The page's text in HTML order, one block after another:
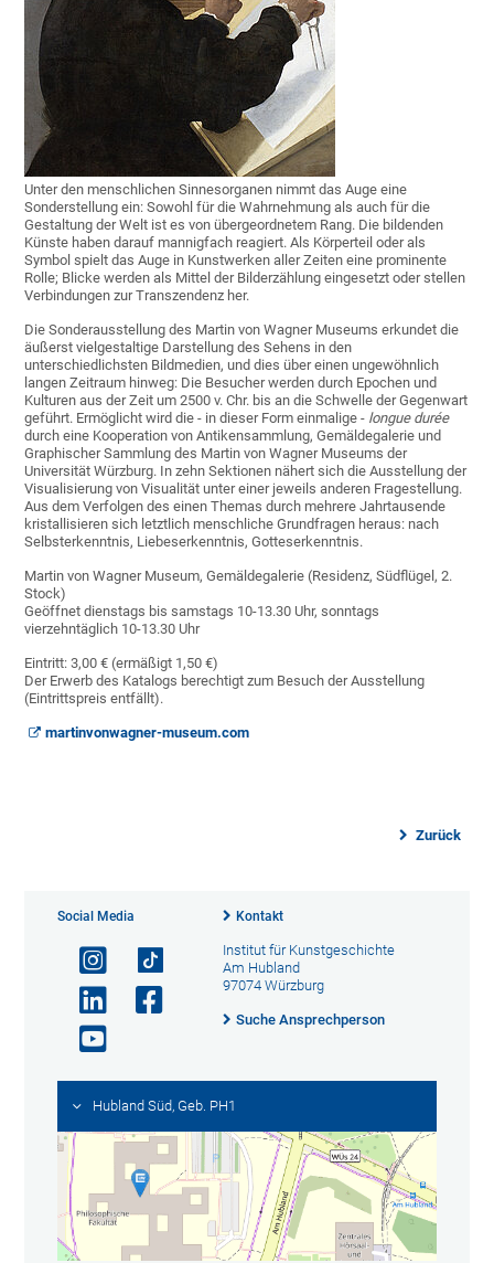
Unter den menschlichen Sinnesorganen nimmt das Auge eine
Sonderstellung ein: Sowohl für die Wahrnehmung als auch für die
Gestaltung der Welt ist es von übergeordnetem Rang. Die bildenden
Künste haben darauf mannigfach reagiert. Als Körperteil oder als
Symbol spielt das Auge in Kunstwerken aller Zeiten eine prominente
Rolle; Blicke werden als Mittel der Bilderzählung eingesetzt oder stellen
Verbindungen zur Transzendenz her.
Die Sonderausstellung des Martin von Wagner Museums erkundet die
äußerst vielgestaltige Darstellung des Sehens in den
unterschiedlichsten Bildmedien, und dies über einen ungewöhnlich
langen Zeitraum hinweg: Die Besucher werden durch Epochen und
Kulturen aus der Zeit um 2500 v. Chr. bis an die Schwelle der Gegenwart
geführt. Ermöglicht wird die - in dieser Form einmalige - longue durée
durch eine Kooperation von Antikensammlung, Gemäldegalerie und
Graphischer Sammlung des Martin von Wagner Museums der
Universität Würzburg. In zehn Sektionen nähert sich die Ausstellung der
Visualisierung von Visualität unter einer jeweils anderen Fragestellung.
Aus dem Verfolgen des einen Themas durch mehrere Jahrtausende
kristallisieren sich letztlich menschliche Grundfragen heraus: nach
Selbsterkenntnis, Liebeserkenntnis, Gotteserkenntnis.
Martin von Wagner Museum, Gemäldegalerie (Residenz, Südflügel, 2.
Stock)
Geöffnet dienstags bis samstags 10-13.30 Uhr, sonntags
vierzehntäglich 10-13.30 Uhr
Eintritt: 3,00 € (ermäßigt 1,50 €)
Der Erwerb des Katalogs berechtigt zum Besuch der Ausstellung
(Eintrittspreis entfällt).
martinvonwagner-museum.com
Zurück
Social Media Kontakt
Institut für Kunstgeschichte
Am Hubland
97074 Würzburg
Suche Ansprechperson
Hubland Süd, Geb. PH1